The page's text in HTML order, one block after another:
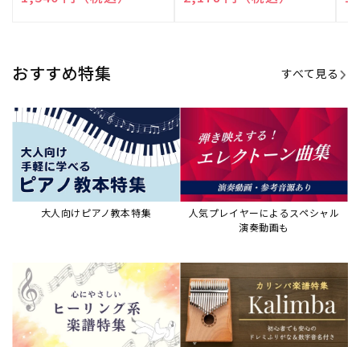
おすすめ特集 すべて見る
大人向けピアノ教本特集
人気プレイヤーによるスペシャル
演奏動画も